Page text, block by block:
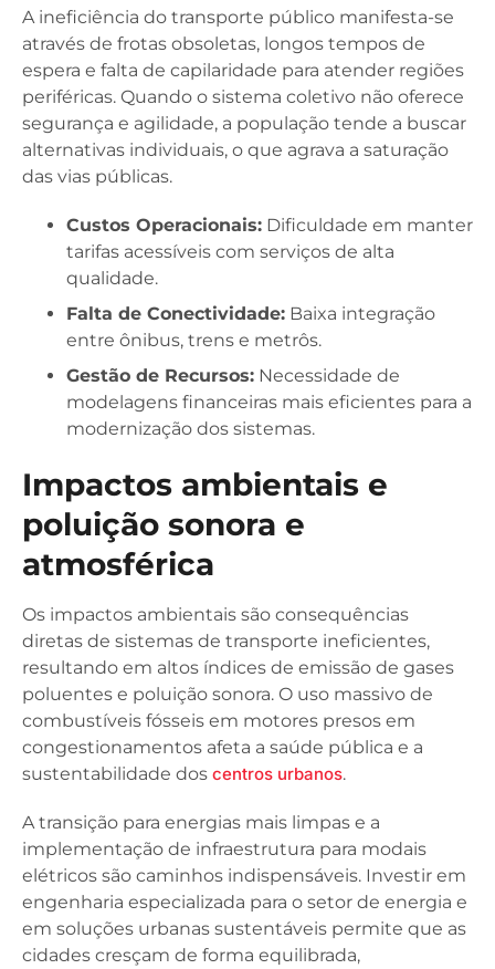
A ineficiência do transporte público manifesta-se
através de frotas obsoletas, longos tempos de
espera e falta de capilaridade para atender regiões
periféricas. Quando o sistema coletivo não oferece
segurança e agilidade, a população tende a buscar
alternativas individuais, o que agrava a saturação
das vias públicas.
Custos Operacionais: Dificuldade em manter
tarifas acessíveis com serviços de alta
qualidade.
Falta de Conectividade: Baixa integração
entre ônibus, trens e metrôs.
Gestão de Recursos: Necessidade de
modelagens financeiras mais eficientes para a
modernização dos sistemas.
Impactos ambientais e
poluição sonora e
atmosférica
Os impactos ambientais são consequências
diretas de sistemas de transporte ineficientes,
resultando em altos índices de emissão de gases
poluentes e poluição sonora. O uso massivo de
combustíveis fósseis em motores presos em
congestionamentos afeta a saúde pública e a
sustentabilidade dos centros urbanos.
A transição para energias mais limpas e a
implementação de infraestrutura para modais
elétricos são caminhos indispensáveis. Investir em
engenharia especializada para o setor de energia e
em soluções urbanas sustentáveis permite que as
cidades cresçam de forma equilibrada,